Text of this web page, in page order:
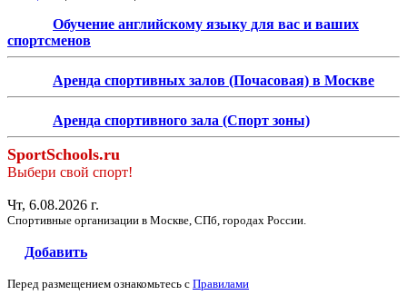
Обучение английскому языку для вас и ваших
спортсменов
Аренда спортивных залов (Почасовая) в Москве
Аренда спортивного зала (Спорт зоны)
SportSchools.ru
Выбери свой спорт!
Чт, 6.08.2026 г.
Спортивные организации в Москве, СПб, городах России.
Добавить
Перед размещением ознакомьтесь с Правилами